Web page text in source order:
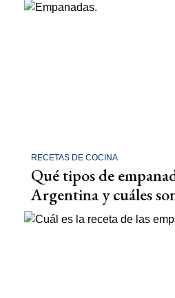
RECETAS DE COCINA
Qué tipos de
Argentina y cuáles